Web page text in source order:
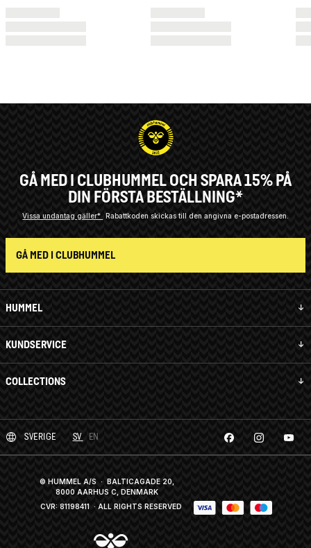
HUMMEL
KUNDSERVICE
COLLECTIONS
GÅ MED I CLUBHUMMEL OCH SPARA 15% PÅ
DIN FÖRSTA BESTÄLLNING*
Vissa undantag gäller* Rabattkoden skickas till den angivna e-postadressen.
GÅ MED I CLUBHUMMEL
SVERIGE SV EN
© HUMMEL A/S · BALTICAGADE 20,
8000 AARHUS C, DENMARK
CVR: 81198411 · ALL RIGHTS RESERVED